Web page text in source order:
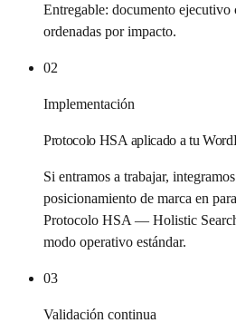
Entregable: documento ejecutivo
ordenadas por impacto.
02
Implementación
Protocolo HSA aplicado a tu
Si entramos a trabajar,
posicionamiento de marca en
Protocolo HSA — Holistic
modo operativo estándar.
03
Validación continua